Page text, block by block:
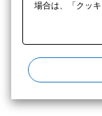
場合は、「クッ